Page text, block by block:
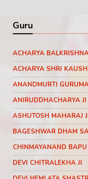
इन्द्रा आश्चिन
पापांकुशा
रमा मास
देवोत्थानी
पावन मास
परमा
शुक्ल मास में
Guru
ACHARYA
ACHARYA SHRI
ANANDMURTI
ANIRUDDHACHARYA
ASHUTOSH MAHARAJ
BAGESHWAR DHAM
CHINMAYANAND BAPU
DEVI CHITRALEKHA JI